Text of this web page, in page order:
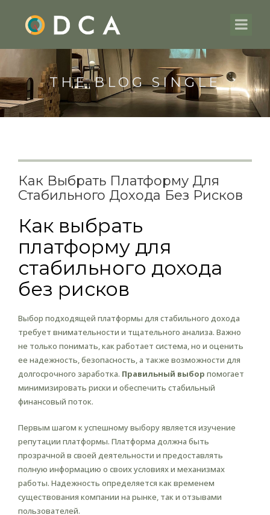
THE BLOG SINGLE
Как Выбрать Платформу Для
Стабильного Дохода Без Рисков
Как выбрать
платформу для
стабильного дохода
без рисков
Выбор подходящей платформы для стабильного дохода
требует внимательности и тщательного анализа. Важно
не только понимать, как работает система, но и оценить
ее надежность, безопасность, а также возможности для
долгосрочного заработка. Правильный выбор помогает
минимизировать риски и обеспечить стабильный
финансовый поток.
Первым шагом к успешному выбору является изучение
репутации платформы. Платформа должна быть
прозрачной в своей деятельности и предоставлять
полную информацию о своих условиях и механизмах
работы. Надежность определяется как временем
существования компании на рынке, так и отзывами
пользователей.